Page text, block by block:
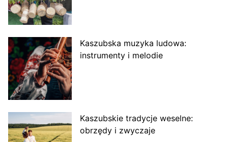
Kaszubska muzyka ludowa:
instrumenty i melodie
Kaszubskie tradycje weselne:
obrzędy i zwyczaje